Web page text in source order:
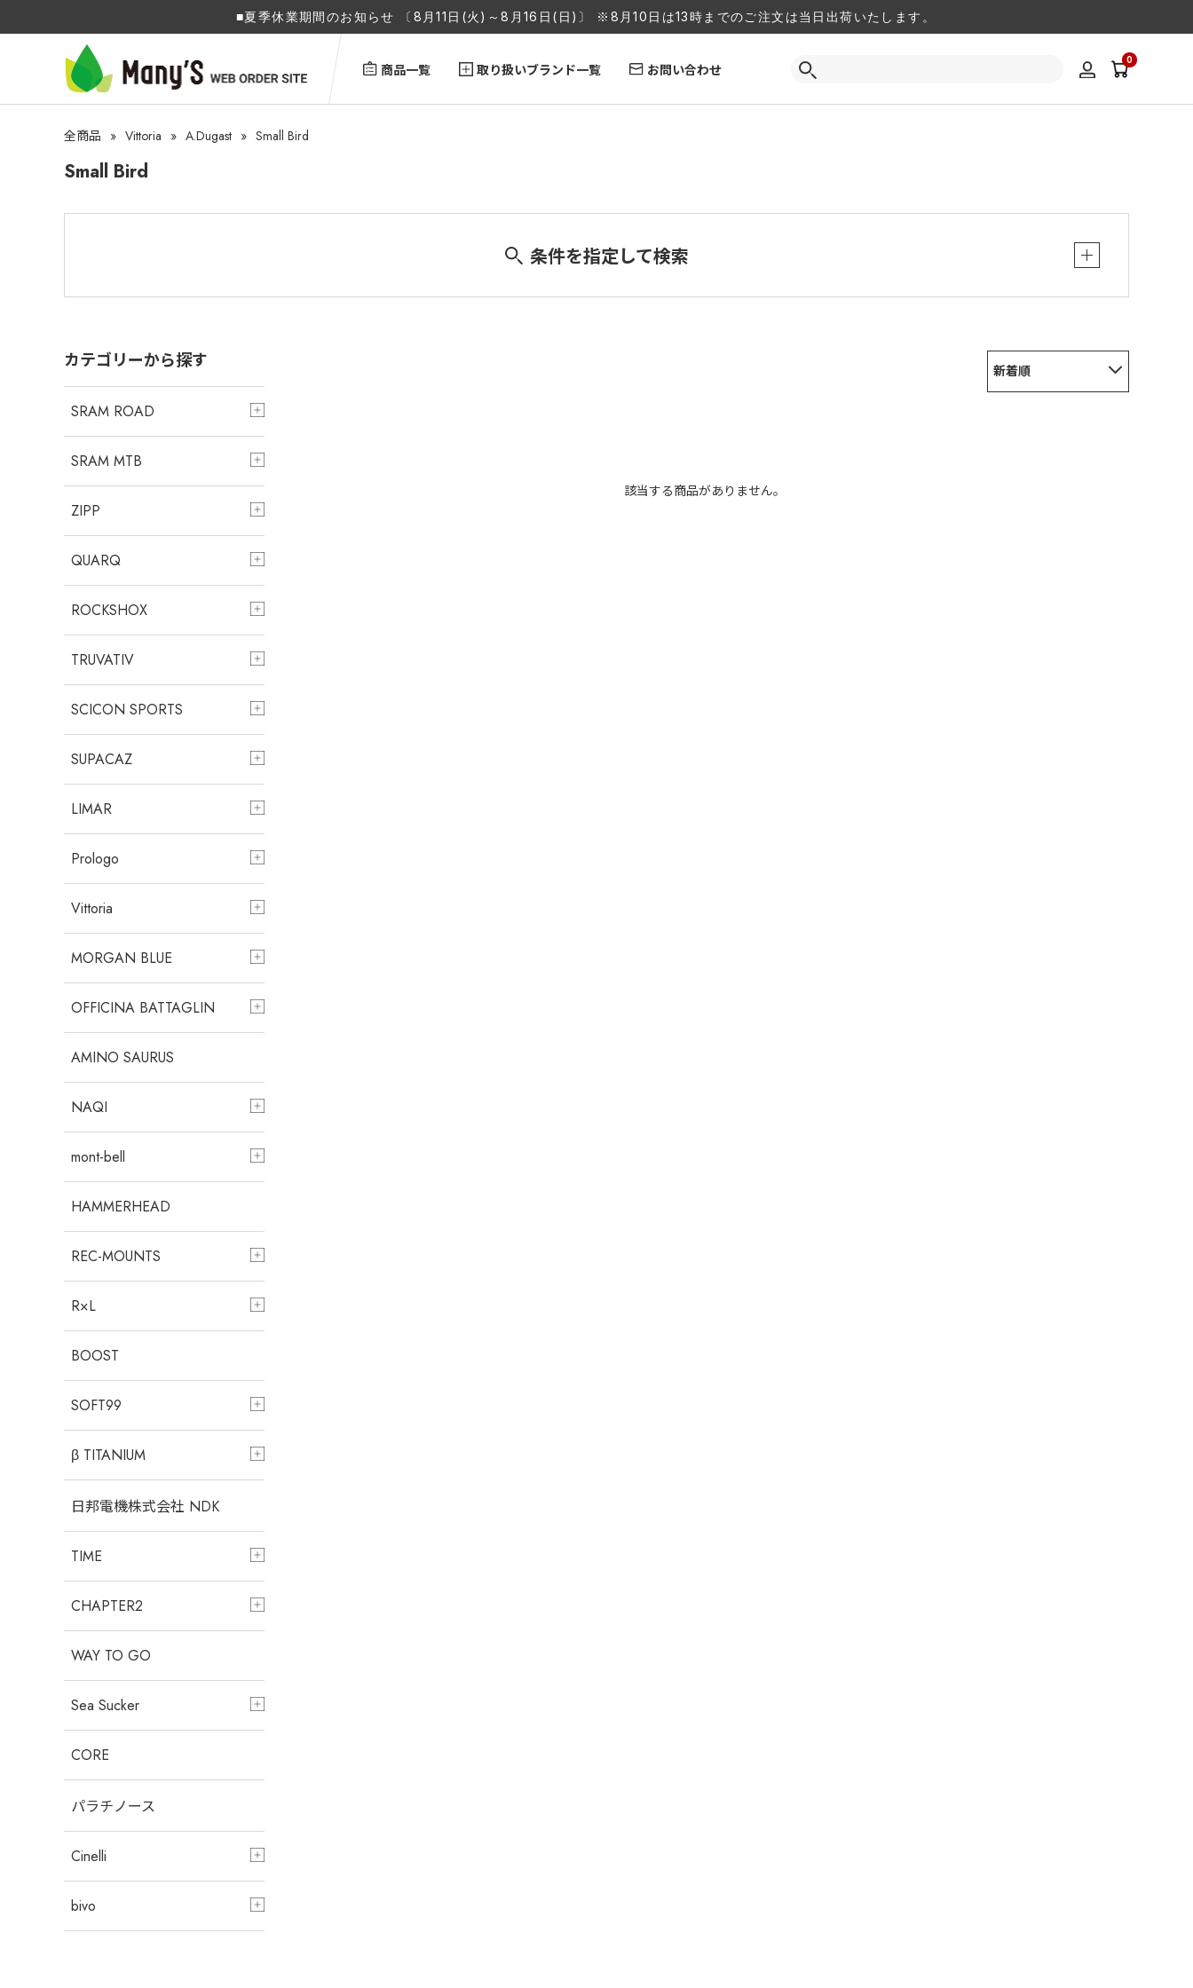
■夏季休業期間のお知らせ 〔8月11日(火)～8月16日(日)〕 ※8月10日は13時までのご注文は当日出荷いたします。
商品一覧 取り扱いブランド一覧 お問い合わせ
0
全商品 » Vittoria » A.Dugast » Small Bird
Small Bird
条件を指定して検索
カテゴリーから探す
SRAM ROAD
SRAM MTB
ZIPP
QUARQ
ROCKSHOX
TRUVATIV
SCICON SPORTS
SUPACAZ
LIMAR
Prologo
Vittoria
MORGAN BLUE
OFFICINA BATTAGLIN
AMINO SAURUS
NAQI
mont-bell
HAMMERHEAD
REC-MOUNTS
R×L
BOOST
SOFT99
β TITANIUM
日邦電機株式会社 NDK
TIME
CHAPTER2
WAY TO GO
Sea Sucker
CORE
パラチノース
Cinelli
bivo
新着順
該当する商品がありません。